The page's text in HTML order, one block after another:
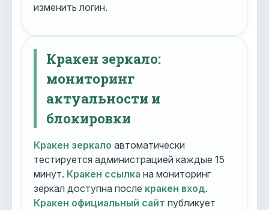
изменить логин.
Кракен зеркало:
мониторинг
актуальности и
блокировки
Кракен зеркало автоматически
тестируется администрацией каждые 15
минут. Кракен ссылка на мониторинг
зеркал доступна после кракен вход.
Кракен официальный сайт публикует